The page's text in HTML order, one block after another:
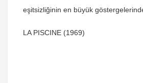
eşitsizliğinin en büyük
LA PISCINE (1969)